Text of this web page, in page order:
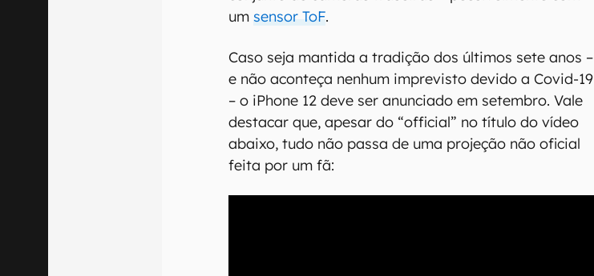
umsensor ToF.
Caso seja mantida a tradição dos últimos sete anos –
e não aconteça nenhum imprevisto devido a Covid-19
– o iPhone 12 deve ser anunciado em setembro. Vale
destacar que, apesar do “official” no título do vídeo
abaixo, tudo não passa de uma projeção não oficial
feita por um fã: